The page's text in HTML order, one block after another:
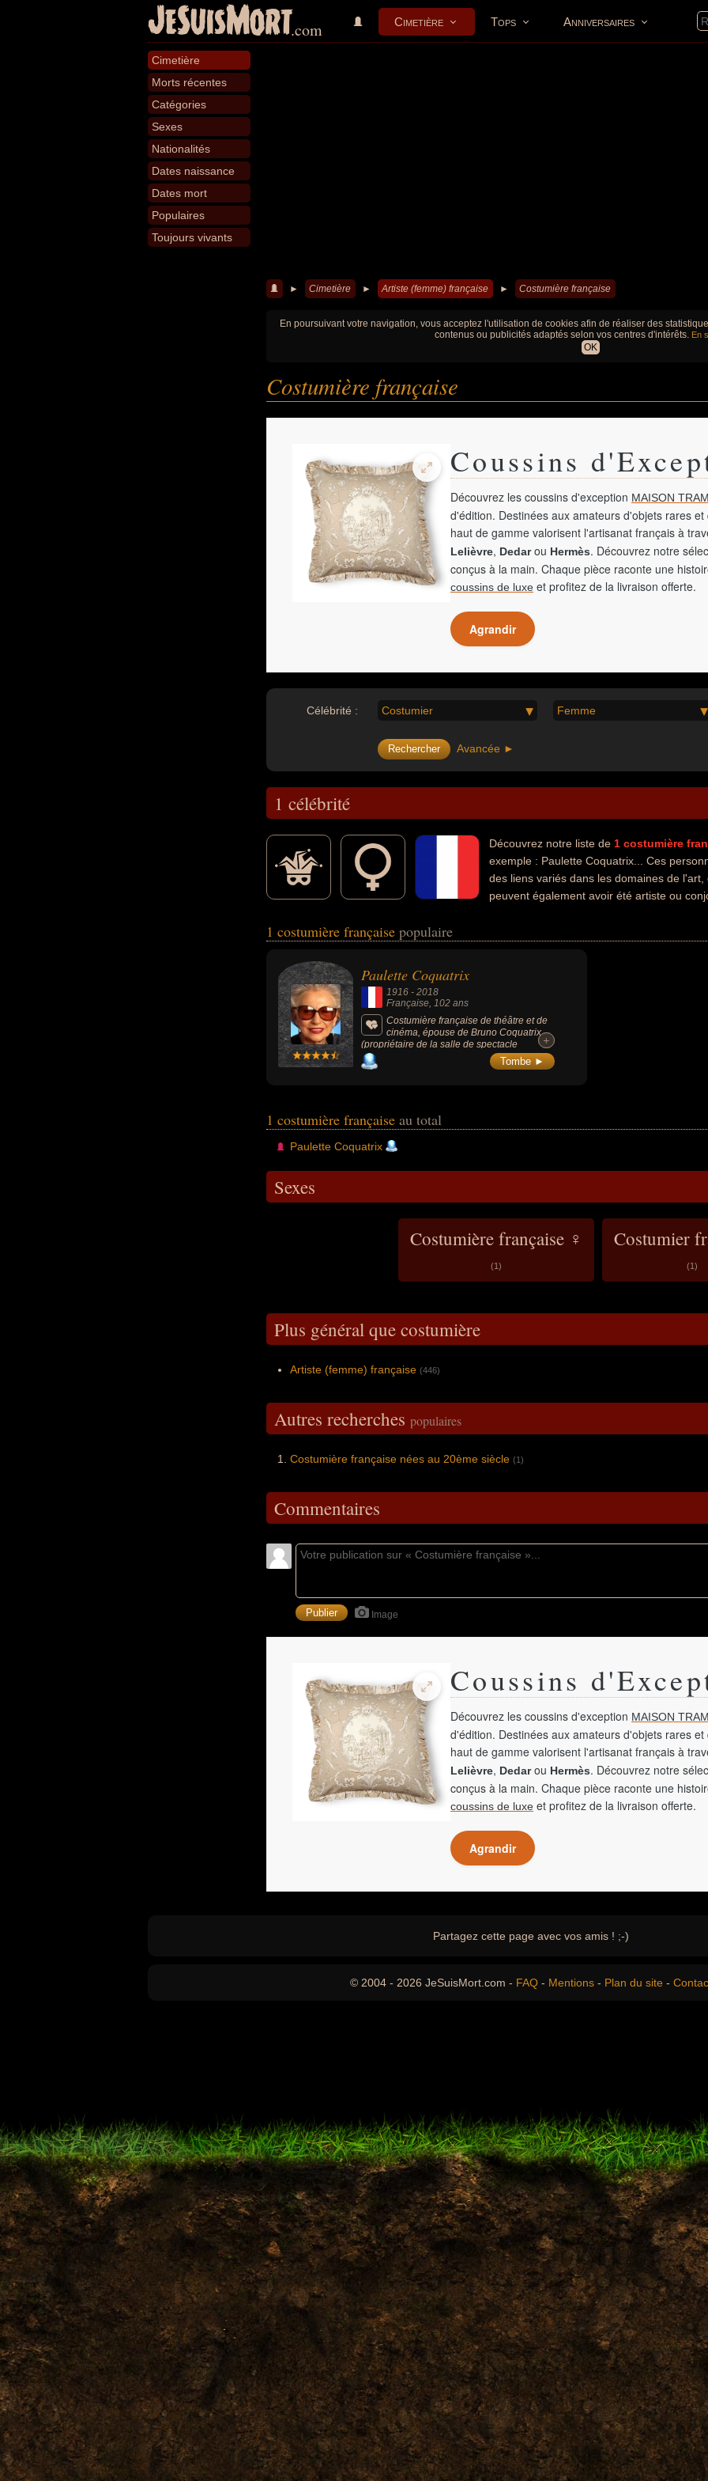
JeSuisMort.com Cimetière Tops Anniversaires
Cimetière
Morts récentes
Catégories
Sexes
Nationalités
Dates naissance
Dates mort
Populaires
Toujours vivants
► Cimetière ► Artiste (femme) française ► Costumière française
En poursuivant votre navigation, vous acceptez l'utilisation de cookies afin de réaliser des
contenus ou publicités adaptés selon vos centres d'intérêts. En
OK
Costumière française
Coussins
Découvrez les coussins d'exception MAISON
d'édition. Destinées aux amateurs d'objets rares
haut de gamme valorisent l'artisanat français à
Lelièvre, Dedarou Hermès. Découvrez notre
conçus à la main. Chaque pièce raconte une
coussins de luxe et profitez de la livraison offerte.
Agrandir
Célébrité : Costumier Femme
Avancée ►
1 célébrité
Découvrez notre liste de 1 costumière
exemple : Paulette Coquatrix... Ces
des liens variés dans les domaines de
peuvent également avoir été artiste ou
1 costumière française populaire
Paulette Coquatrix
1916 - 2018
Française, 102 ans
Costumière française de théâtre et de
cinéma, épouse de Bruno Coquatrix
(propriétaire de la salle de spectacle
Olympia à Paris).
+
+
Tombe ►
1 costumière française au total
Paulette Coquatrix
Sexes
Costumière française ♀
(1)
Costumier
(1)
Plus général que costumière
Artiste (femme) française (446)
Autres recherches populaires
Costumière française nées au 20ème siècle (1)
Commentaires
Image
Coussins
Découvrez les coussins d'exception MAISON
d'édition. Destinées aux amateurs d'objets rares
haut de gamme valorisent l'artisanat français à
Lelièvre, Dedarou Hermès. Découvrez notre
conçus à la main. Chaque pièce raconte une
coussins de luxe et profitez de la livraison offerte.
Agrandir
Partagez cette page avec vos amis ! ;-)
© 2004 - 2026 JeSuisMort.com - FAQ - Mentions - Plan du site -